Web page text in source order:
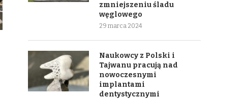
zmniejszeniu śladu
węglowego
29 marca 2024
Naukowcy z Polski i
Tajwanu pracują nad
nowoczesnymi
implantami
dentystycznymi